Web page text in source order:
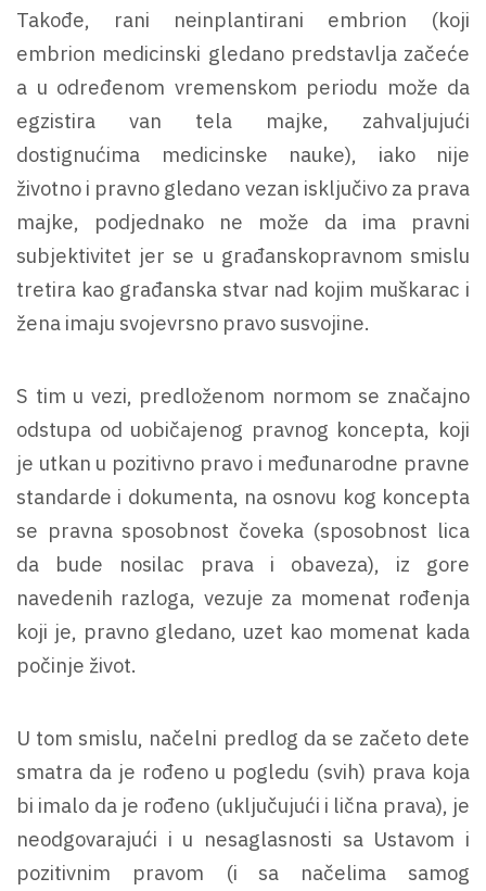
Takođe, rani neinplantirani embrion (koji
embrion medicinski gledano predstavlja začeće
a u određenom vremenskom periodu može da
egzistira van tela majke, zahvaljujući
dostignućima medicinske nauke), iako nije
životno i pravno gledano vezan isključivo za prava
majke, podjednako ne može da ima pravni
subjektivitet jer se u građanskopravnom smislu
tretira kao građanska stvar nad kojim muškarac i
žena imaju svojevrsno pravo susvojine.
S tim u vezi, predloženom normom se značajno
odstupa od uobičajenog pravnog koncepta, koji
je utkan u pozitivno pravo i međunarodne pravne
standarde i dokumenta, na osnovu kog koncepta
se pravna sposobnost čoveka (sposobnost lica
da bude nosilac prava i obaveza), iz gore
navedenih razloga, vezuje za momenat rođenja
koji je, pravno gledano, uzet kao momenat kada
počinje život.
U tom smislu, načelni predlog da se začeto dete
smatra da je rođeno u pogledu (svih) prava koja
bi imalo da je rođeno (uključujući i lična prava), je
neodgovarajući i u nesaglasnosti sa Ustavom i
pozitivnim pravom (i sa načelima samog